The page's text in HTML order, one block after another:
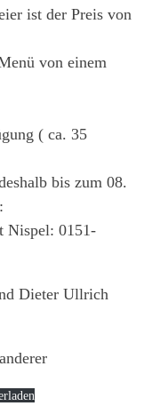
ist der Preis von
von einem
( ca. 35
bis zum 08.
Nispel: 0151-
Dieter Ullrich